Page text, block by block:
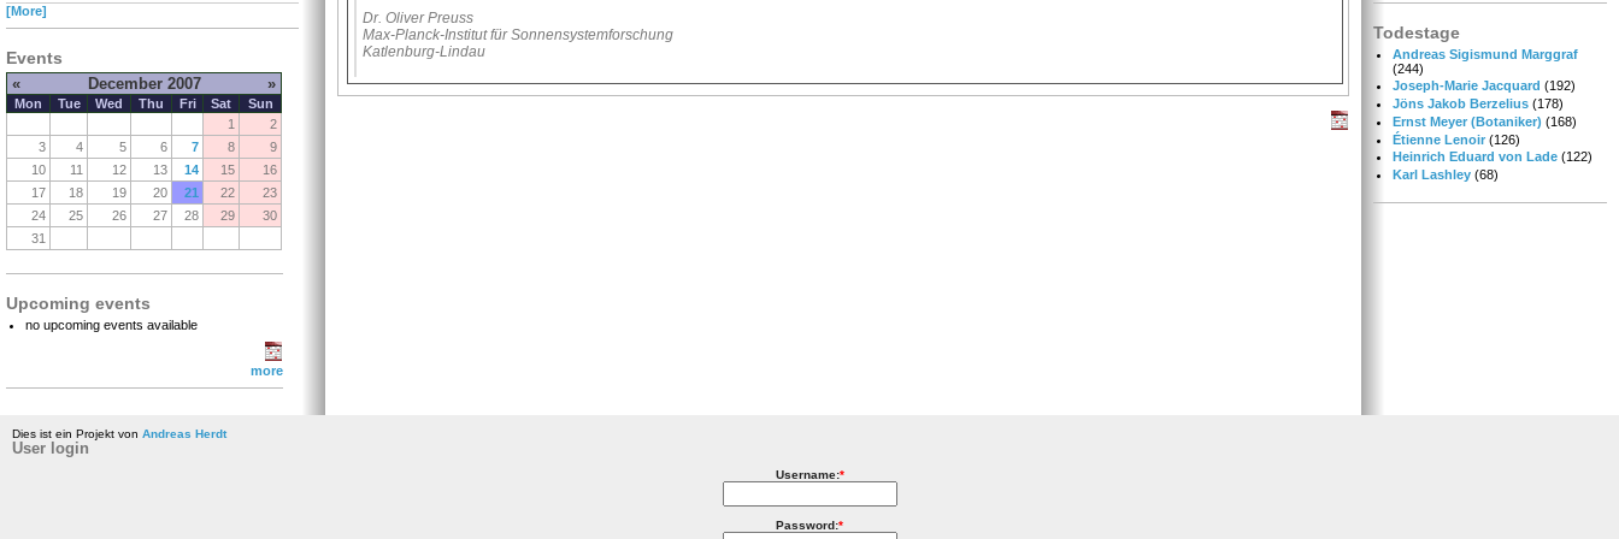
[More]
Events
« December 2007 »
Mon Tue Wed Thu Fri Sat
Sun
1
2
3
4 5 6 7 8
9
10
11 12 13 14 15
16
17
18 19 20 21 22
23
24
25 26 27 28 29
30
31
Upcoming events
no upcoming events available
more
Dr. Oliver Preuss
Max-Planck-Institut für Sonnensystemforschung
Katlenburg-Lindau
Todestage
Andreas Sigismund Marggraf
(244)
Joseph-Marie Jacquard (192)
Jöns Jakob Berzelius (178)
Ernst Meyer (Botaniker) (168)
Étienne Lenoir (126)
Heinrich Eduard von Lade (122)
Karl Lashley (68)
Dies ist ein Projekt von Andreas Herdt
User login
Username:*
Password:*